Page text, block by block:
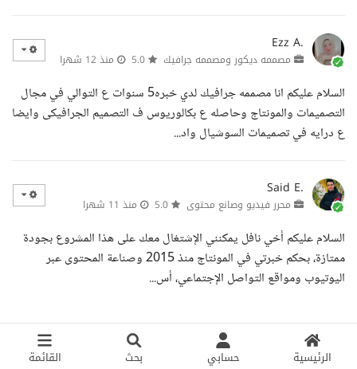
الرئيسية حسابي بحث القائمة
Ezz A.
مصممه ديكور ومصممه جرافيك منذ 12 شهرا
السلام عليكم انا مصممه جرافيك لدي خبره5 سنوات ع التوالي في مجال
التصميمات والمونتاج وحاصله ع بكالوريوس ف التصميم الجرافيكى وايضا
ع درايه في تصميمات السوشيال واد...
Said E.
محرر فيديو وصانع محتوى منذ 11 شهرا
السلام عليكم أخي نافل يمكنني الإشتغال معك على هذا المشروع بجودة
ممتازة، بحكم خبرتي في المونتاج منذ 2015 وصناعة المحتوى عبر
اليوتيوب ومواقع التواصل الإجتماعي، أس...